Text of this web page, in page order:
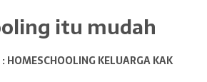
itu mudah
HOMESCHOOLING KELUARGA KAK